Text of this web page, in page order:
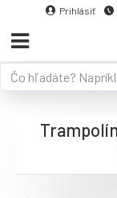
Prihlásiť